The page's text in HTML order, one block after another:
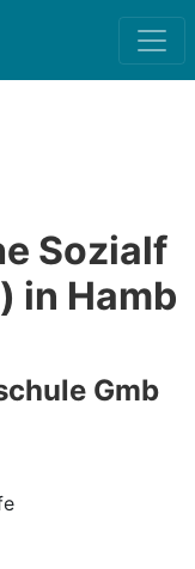
Sozialf
in Hamb
Gmb